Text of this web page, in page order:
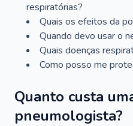
respiratórias?
Quais os efeitos da
Quando devo usar o
Quais doenças
Como posso me
Quanto custa
pneumologista?